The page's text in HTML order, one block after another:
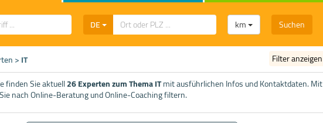
DE km Suchen
Filter anzeigen
>IT
finden Sie aktuell26 Experten zum Thema ITmit ausführlichen Infos und Kontaktdaten. Mit
nach Online-Beratung und Online-Coaching filtern.